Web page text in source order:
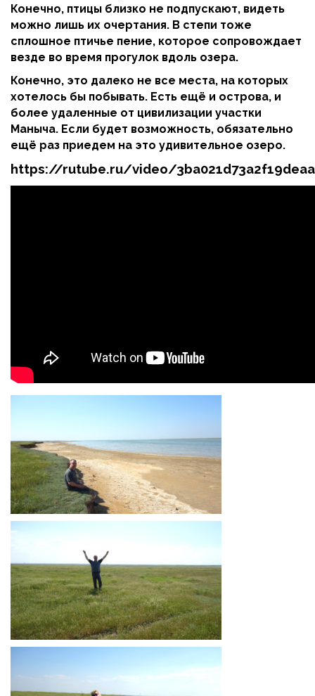
Конечно, птицы близко не подпускают, видеть
можно лишь их очертания. В степи тоже
сплошное птичье пение, которое сопровождает
везде во время прогулок вдоль озера.
Конечно, это далеко не все места, на которых
хотелось бы побывать. Есть ещё и острова, и
более удаленные от цивилизации участки
Маныча. Если будет возможность, обязательно
ещё раз приедем на это удивительное озеро.
https://rutube.ru/video/